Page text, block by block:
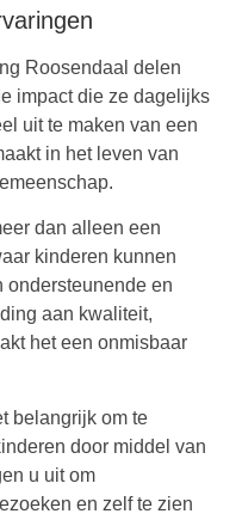
Roosendaal delen
impact die ze dagelijks
uit te maken van een
in het leven van
dan alleen een
kinderen kunnen
ondersteunende en
aan kwaliteit,
het een onmisbaar
belangrijk om te
door middel van
u uit om
en zelf te zien